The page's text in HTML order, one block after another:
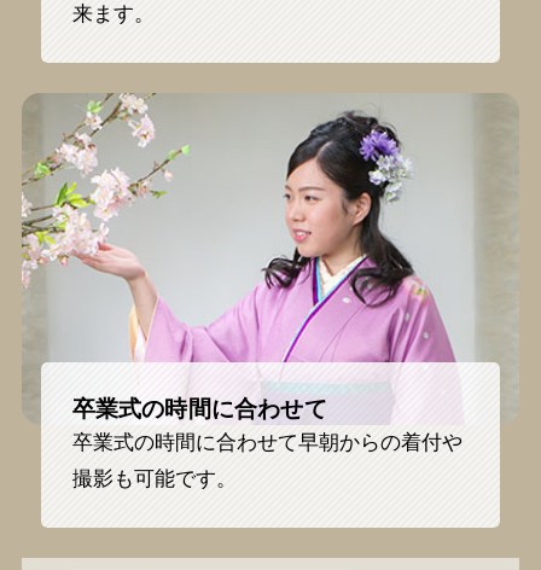
来ます。
卒業式の時間に合わせて
卒業式の時間に合わせて早朝からの着付や
撮影も可能です。